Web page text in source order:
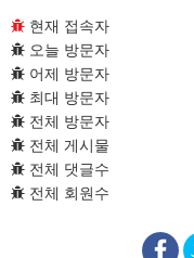
현재 접속자
오늘 방문자
어제 방문자
최대 방문자
전체 방문자
전체 게시물
전체 댓글수
전체 회원수